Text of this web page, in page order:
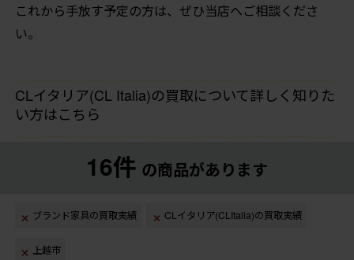
これから手放す予定の方は、ぜひ当店へご相談くださ
い。
CLイタリア(CL Italia)の買取について詳しく知りた
い方はこちら
16件 の商品があります
ブランド家具の買取実績 CLイタリア(CLItalia)の買取実績
上越市